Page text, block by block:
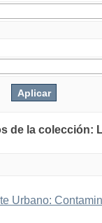
de la colección:
Urbano: